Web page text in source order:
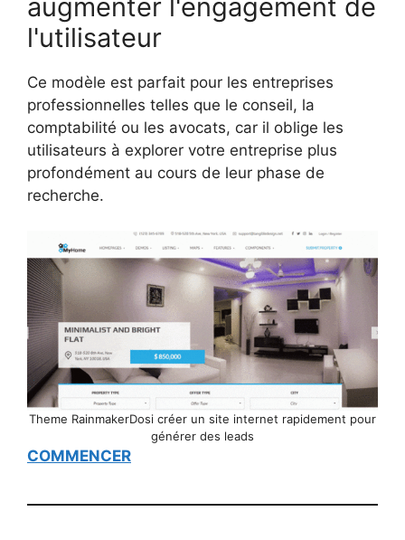
augmenter l'engagement de
l'utilisateur
Ce modèle est parfait pour les entreprises
professionnelles telles que le conseil, la
comptabilité ou les avocats, car il oblige les
utilisateurs à explorer votre entreprise plus
profondément au cours de leur phase de
recherche.
Theme RainmakerDosi créer un site internet rapidement pour
générer des leads
COMMENCER